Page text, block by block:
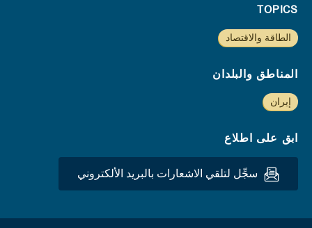
TOPICS
الطاقة والاقتصاد
المناطق والبلدان
إيران
ابق على اطلاع
سجِّل لتلقي الاشعارات بالبريد الألكتروني